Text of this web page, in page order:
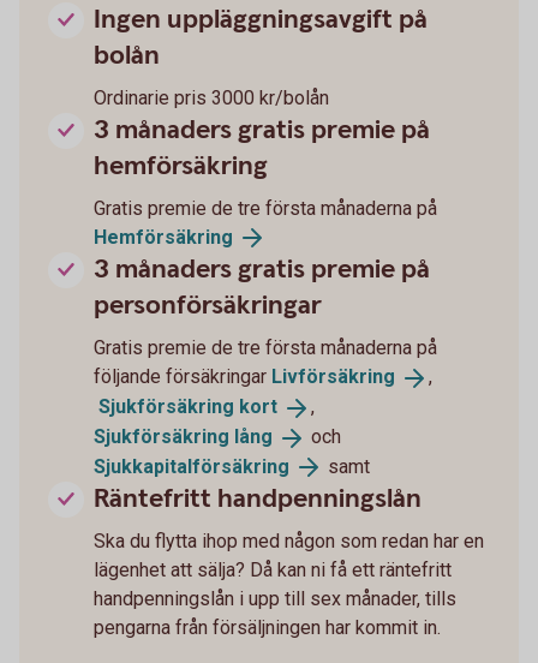
Ingen uppläggningsavgift på
bolån
Ordinarie pris 3000 kr/bolån
3 månaders gratis premie på
hemförsäkring
Gratis premie de tre första månaderna på
Hemförsäkring
3 månaders gratis premie på
personförsäkringar
Gratis premie de tre första månaderna på
följande försäkringar Livförsäkring
,
Sjukförsäkring kort
,
Sjukförsäkring lång
och
Sjukkapitalförsäkring
samt
Räntefritt handpenningslån
Ska du flytta ihop med någon som redan har en
lägenhet att sälja? Då kan ni få ett räntefritt
handpenningslån i upp till sex månader, tills
pengarna från försäljningen har kommit in.